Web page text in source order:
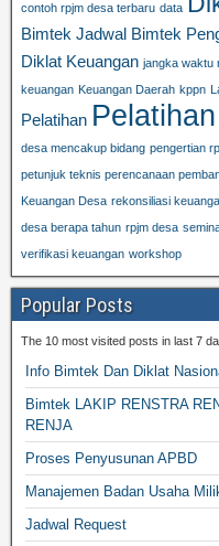
contoh rpjm desa terbaru data
Bimtek Jadwal Bimtek
Diklat Keuangan jangka waktu
keuangan Keuangan Daerah kppn
Pelatihan
desa mencakup bidang pengertian
petunjuk teknis perencanaan
Keuangan Desa rekonsiliasi
desa berapa tahun rpjm desa
verifikasi keuangan workshop
Popular Posts
The 10 most visited posts in last 7
Info Bimtek Dan Diklat
Bimtek LAKIP RENSTRA
RENJA
Proses Penyusunan APBD
Manajemen Badan Usaha
Jadwal Request